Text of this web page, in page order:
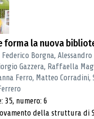
forma la nuova
Borgna, Alessandro
Gazzera, Raffaella
Ferro, Matteo Corradini,
35, numero: 6
della struttura di